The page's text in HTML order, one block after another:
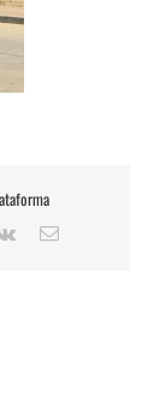
Vk
Correo